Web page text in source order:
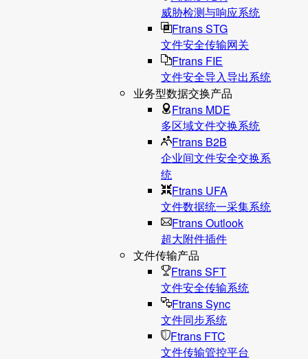
威胁检测与响应系统
Ftrans STG
文件安全传输网关
Ftrans FIE
文件安全导入导出系统
业务型数据交换产品
Ftrans MDE
多区域文件交换系统
Ftrans B2B
企业间文件安全交换系
统
Ftrans UFA
文件数据统⼀采集系统
Ftrans Outlook
超大附件插件
文件传输产品
Ftrans SFT
文件安全传输系统
Ftrans Sync
文件同步系统
Ftrans FTC
文件传输管控平台